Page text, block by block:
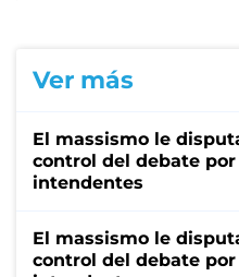
Ver más
El massismo le
control del debate
intendentes
El massismo le
control del debate